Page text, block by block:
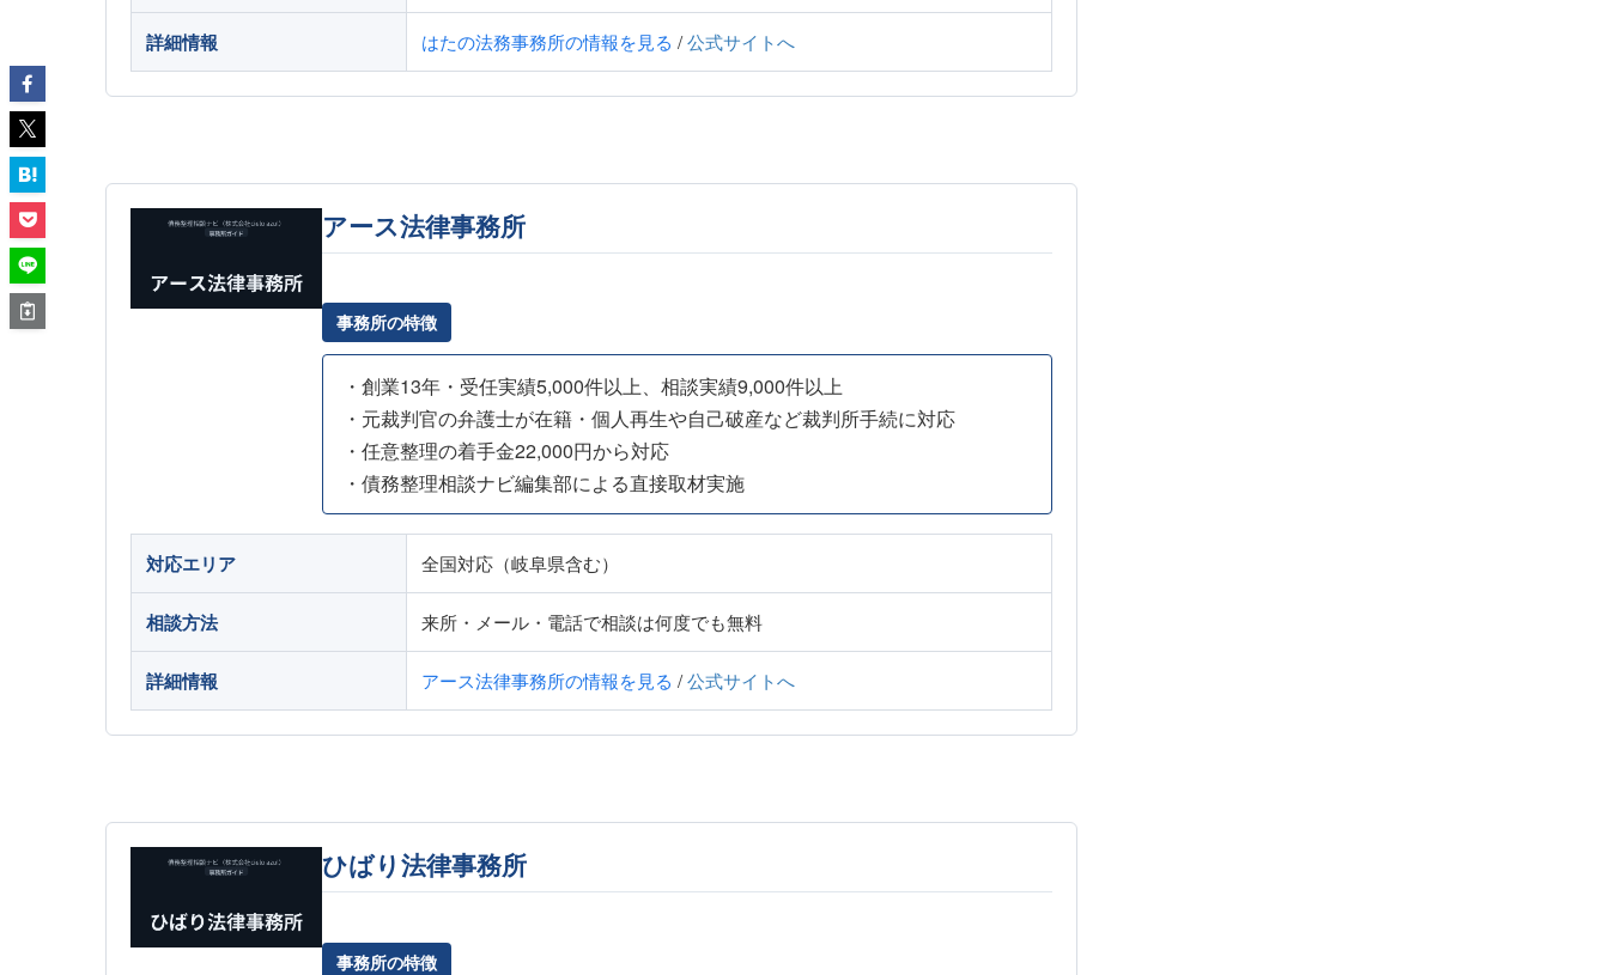
詳細情報 はたの法務事務所の情報を見る /公式サイトへ
アース法律事務所
事務所の特徴
・創業13年・受任実績5,000件以上、相談実績9,000件以上
・元裁判官の弁護士が在籍・個人再生や自己破産など裁判所手続に対応
・任意整理の着手金22,000円から対応
・債務整理相談ナビ編集部による直接取材実施
対応エリア 全国対応（岐阜県含む）
相談方法 来所・メール・電話で相談は何度でも無料
詳細情報 アース法律事務所の情報を見る /公式サイトへ
ひばり法律事務所
事務所の特徴